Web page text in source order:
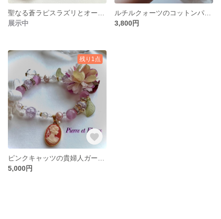
展示中
3,800円
残り1点
5,000円